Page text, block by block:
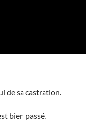
de sa castration.
bien passé.